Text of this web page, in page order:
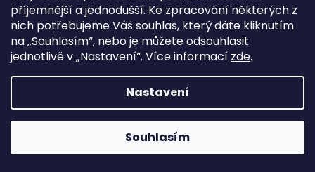
příjemnější a jednodušší. Ke zpracování některých z
nich potřebujeme Váš souhlas, který dáte kliknutím
na „Souhlasím“, nebo je můžete odsouhlasit
jednotlivě v „Nastavení“. Více informací zde.
Nastavení
Souhlasím
přilba Oxygen 2.0 Jawa OHC, CASSIDA (šedá
matná/červená/černá/bílá) 2026
2 180,99 Kč bez DPH
2 639 Kč
DETAIL